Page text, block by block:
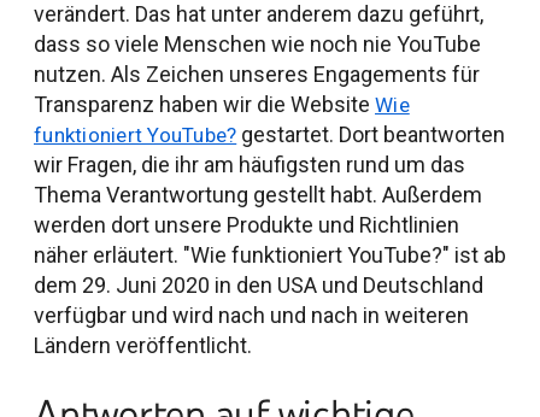
verändert. Das hat unter anderem dazu geführt,
dass so viele Menschen wie noch nie YouTube
nutzen. Als Zeichen unseres Engagements für
Transparenz haben wir die Website Wie
funktioniert YouTube? gestartet. Dort beantworten
wir Fragen, die ihr am häufigsten rund um das
Thema Verantwortung gestellt habt. Außerdem
werden dort unsere Produkte und Richtlinien
näher erläutert. "Wie funktioniert YouTube?" ist ab
dem 29. Juni 2020 in den USA und Deutschland
verfügbar und wird nach und nach in weiteren
Ländern veröffentlicht.